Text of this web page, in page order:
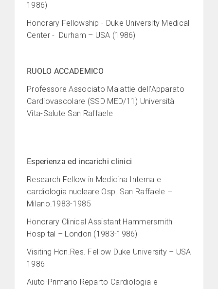
1986)
Honorary Fellowship - Duke University Medical
Center - Durham – USA (1986)
RUOLO ACCADEMICO
Professore Associato Malattie dell’Apparato
Cardiovascolare (SSD MED/11) Università
Vita-Salute San Raffaele
Esperienza ed incarichi clinici
Research Fellow in Medicina Interna e
cardiologia nucleare Osp. San Raffaele –
Milano.1983-1985
Honorary Clinical Assistant Hammersmith
Hospital – London (1983-1986)
Visiting Hon.Res. Fellow Duke University – USA
1986
Aiuto-Primario Reparto Cardiologia e